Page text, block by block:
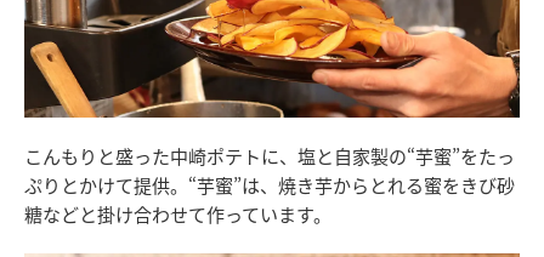
こんもりと盛った中崎ポテトに、塩と自家製の“芋蜜”をたっ
ぷりとかけて提供。“芋蜜”は、焼き芋からとれる蜜をきび砂
糖などと掛け合わせて作っています。